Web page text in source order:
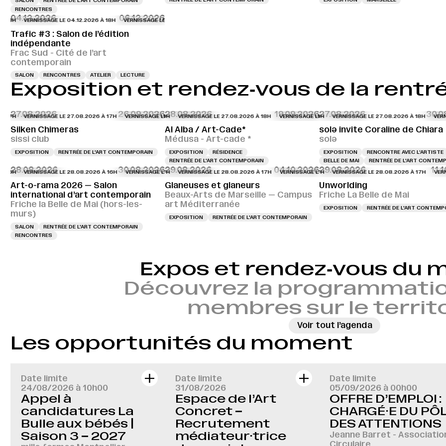
RENCONTRES
04.12.2026 06.12.2026
VERNISSAGE LE 04.12.2026 À 18H VERNISSAGE LE 04.12.2026 À 18H
Trafic #3 : Salon de l’édition
indépendante
Frac Sud - Cité de l’art
contemporain
SALON RENCONTRES ATELIER LECTURE
Exposition et rendez‑vous de la
27.08.2026 26.09.2026
VERNISSAGE LE 27.08.2026 À 17H VERNISSAGE LE 27.08.2026 À 17H VERNISSAGE LE 27.08.2026 À 17H VERNISSAGE LE 27.08.2026 À 17H
Silken Chimeras
sissi club
EXPOSITION RENTRÉE DE L'ART CONTEMPORAIN
28.08.2026 19.09.2026
VERNISSAGE LE 27.08.2026 À 18H VERNISSAGE LE 27.08.2026 À 18H VERNISSAGE LE 27.08.2026
Al Alba / Art-Cade*
Médusa - Art-cade *
EXPOSITION
RÉSIDENCE
RENTRÉE DE L'ART CONTEMPORAIN
27.08.2026
VERNISSAGE LE 27.08.2026 À 18H
solə invite Coraline de Chiara
solə
EXPOSITION
RENCONTRE AVEC L’ARTISTE
BELLE DE MAI
RENTRÉE DE L'ART
28.08.2026 30.08.2026
VERNISSAGE LE 28.08.2026 À 16H VERNISSAGE LE 28.08.2026 À 16H VERNISSAGE LE 28.08.2026 À 16H VERNISSAGE LE 28.08.2026 À 16H
Art-o-rama 2026 — Salon
international d’art contemporain
Friche la Belle de Mai (hors-les-
murs)
SALON
RENTRÉE DE L'ART CONTEMPORAIN
RENCONTRES
29.08.2026 04.10.2026
VERNISSAGE LE 28.08.2026 À 17H VERNISSAGE LE 28.08.2026 À 17H VERNISSAGE LE
Glaneuses et glaneurs
Beaux-Arts de Marseille — Campus
art Méditerranée
EXPOSITION RENTRÉE DE L'ART CONTEMPORAIN
29.08.2026
VERNISSAGE LE 28.08.2026 À 17H
Unworlding
Friche La Belle de Mai
EXPOSITION RENTRÉE DE L'ART
Expos et rendez‑vous du
Découvrez la
membres sur le
Voir tout l’agenda
Les opportunités du moment
Date limite
24/08/2026 à 10h00
Appel à
candidatures La
Bulle aux bébés |
Saison 3 – 2027
Date limite
31/08/2026
Espace de l’Art
Concret –
Recrutement
médiateur·trice
Date limite
05/09/2026 à 00h00
OFFRE D’EMPLOI :
CHARGÉ·E DU
DES ATTENTIONS
Jeanne Barret -
Circulaire